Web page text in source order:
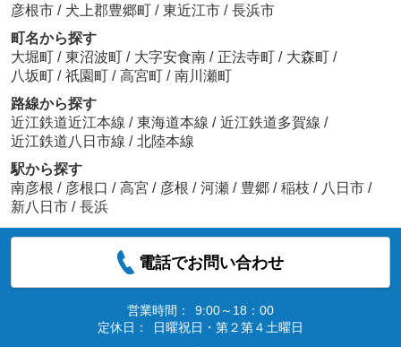
彦根市 / 犬上郡豊郷町 / 東近江市 / 長浜市
町名から探す
大堀町 / 東沼波町 / 大字安食南 / 正法寺町 / 大森町 /
八坂町 / 祇園町 / 高宮町 / 南川瀬町
路線から探す
近江鉄道近江本線 / 東海道本線 / 近江鉄道多賀線 /
近江鉄道八日市線 / 北陸本線
駅から探す
南彦根 / 彦根口 / 高宮 / 彦根 / 河瀬 / 豊郷 / 稲枝 / 八日市 /
新八日市 / 長浜
電話でお問い合わせ
営業時間：
9:00～18：00
定休日：
日曜祝日・第２第４土曜日